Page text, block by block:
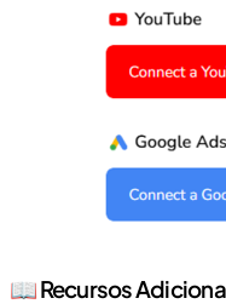
📖 Recursos